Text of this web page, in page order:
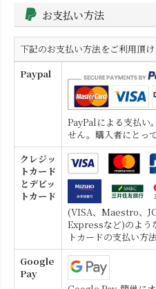
お支払い方法
下記のお支払い方法をご利用頂
Paypal
PayPalによる支払い
せん。購入者にとっ
クレジッ
トカード
とデビッ
トカード
(VISA、Maestro、
Expressなど)のよう
トカードの支払い方
Google
Pay